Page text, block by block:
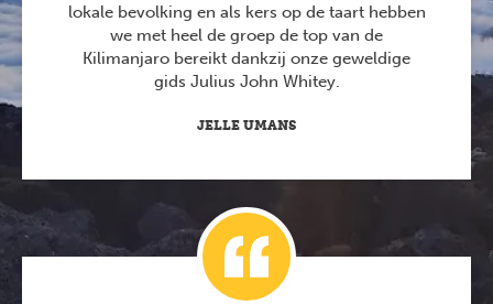
lokale bevolking en als kers op de taart hebben
we met heel de groep de top van de
Kilimanjaro bereikt dankzij onze geweldige
gids Julius John Whitey.
JELLE UMANS